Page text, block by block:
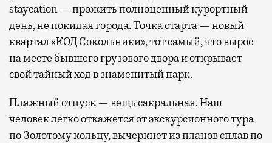
staycation — прожить полноценный курортный
день, не покидая города. Точка старта — новый
квартал«КОД Сокольники», тот самый, что вырос
на месте бывшего грузового двора и открывает
свой тайный ход в знаменитый парк.
Пляжный отпуск — вещь сакральная. Наш
человек легко откажется от экскурсионного тура
по Золотому кольцу, вычеркнет из планов сплав по